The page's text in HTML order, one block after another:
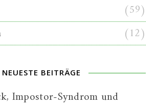
(59)
(12)
NEUESTE BEITRÄGE
Impostor-Syndrom und